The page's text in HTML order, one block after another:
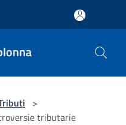
>
tributarie